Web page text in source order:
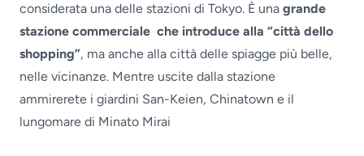
considerata una delle stazioni di Tokyo. È una grande
stazione commerciale che introduce alla “città dello
shopping”, ma anche alla città delle spiagge più belle,
nelle vicinanze. Mentre uscite dalla stazione
ammirerete i giardini San-Keien, Chinatown e il
lungomare di Minato Mirai